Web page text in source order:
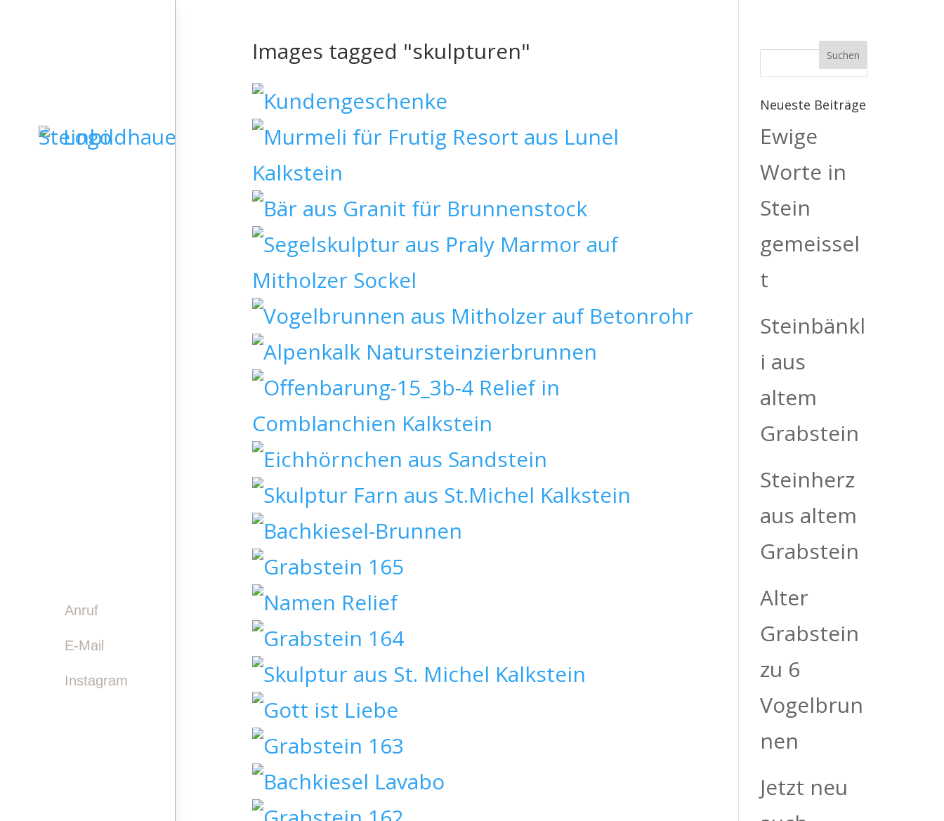
Anruf
E-Mail
Instagram
Images tagged "skulpturen"
Neueste Beiträge
Ewige
Worte in
Stein
gemeissel
t
Steinbänkl
i aus
altem
Grabstein
Steinherz
aus altem
Grabstein
Alter
Grabstein
zu 6
Vogelbrun
nen
Jetzt neu